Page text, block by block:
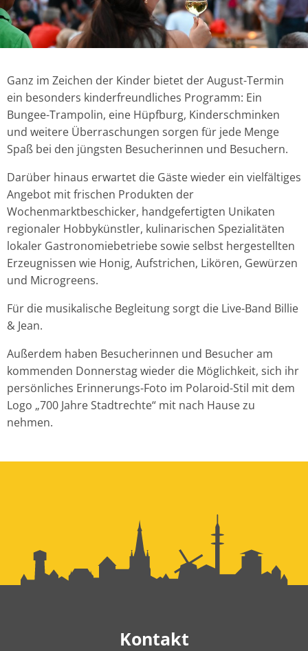
Ganz im Zeichen der Kinder bietet der August-Termin
ein besonders kinderfreundliches Programm: Ein
Bungee-Trampolin, eine Hüpfburg, Kinderschminken
und weitere Überraschungen sorgen für jede Menge
Spaß bei den jüngsten Besucherinnen und Besuchern.
Darüber hinaus erwartet die Gäste wieder ein vielfältiges
Angebot mit frischen Produkten der
Wochenmarktbeschicker, handgefertigten Unikaten
regionaler Hobbykünstler, kulinarischen Spezialitäten
lokaler Gastronomiebetriebe sowie selbst hergestellten
Erzeugnissen wie Honig, Aufstrichen, Likören, Gewürzen
und Microgreens.
Für die musikalische Begleitung sorgt die Live-Band Billie
& Jean.
Außerdem haben Besucherinnen und Besucher am
kommenden Donnerstag wieder die Möglichkeit, sich ihr
persönliches Erinnerungs-Foto im Polaroid-Stil mit dem
Logo „700 Jahre Stadtrechte“ mit nach Hause zu
nehmen.
Kontakt